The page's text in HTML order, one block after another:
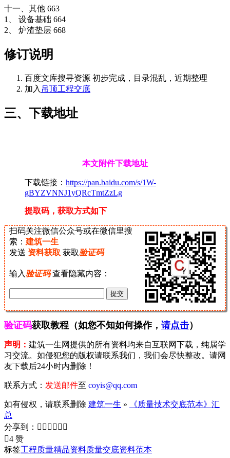
十一、其他 663
1、 设备基础 664
2、 炉渣垫层 668
修订说明
百度文库搜寻资源 初步完成，目录混乱，近期整理
加入 吊顶工程交底
三、下载地址
本文附件下载地址
下载链接： https://pan.baidu.com/s/1W-
gBYZVNNJ1yQRcTmtZzLg
提取码，获取方式如下
扫码关注微信公众号或在微信里搜
索： 建筑一生
发送 资料获取 获取验证码
输入验证码查看隐藏内容：
验证码获取教程（如您不知如何操作， 请点击）
声明： 建筑一生网提供的所有资料均来自互联网下载，纯属学
习交流。如侵犯您的版权请联系我们，我们会尽快整改。请网
友下载后24小时内删除！
联系方式： 发送邮件至 coyis@qq.com
如有侵权，请联系删除 建筑一生 »
《质量技术交底范本》汇
总
分享到：      
4 赞
标签工程质量精品资料质量交底资料范本